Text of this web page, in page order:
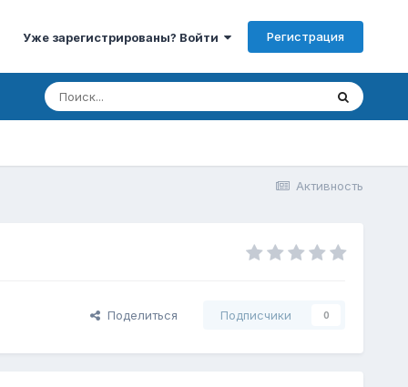
Уже зарегистрированы? Войти Регистрация
Активность
Поделиться Подписчики 0